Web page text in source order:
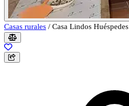
Casas rurales / Casa Lindos Huéspedes